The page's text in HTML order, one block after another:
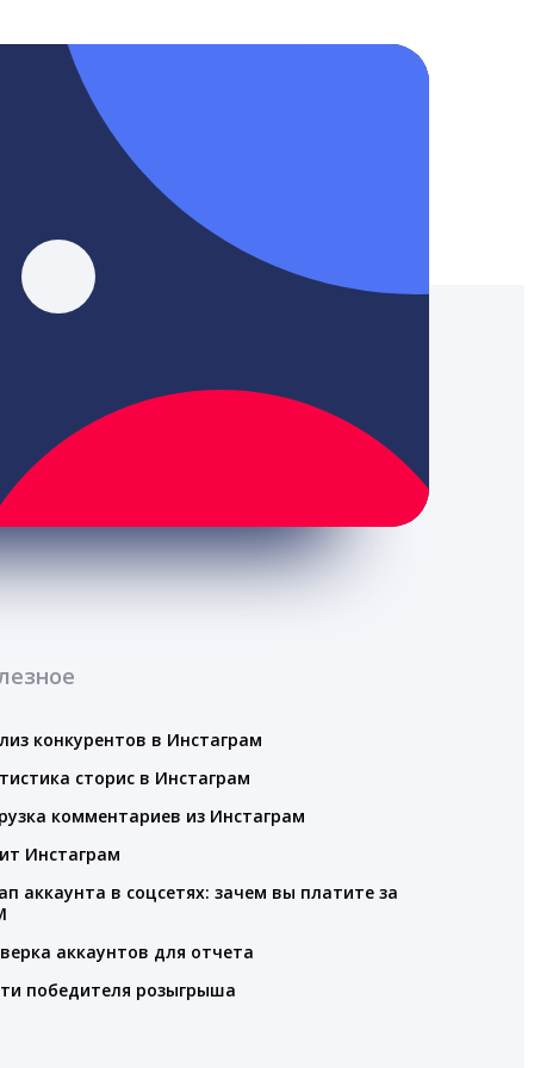
конкурентов в Инстаграм
сторис в Инстаграм
комментариев из Инстаграм
Инстаграм
аккаунта в соцсетях: зачем вы платите за
аккаунтов для отчета
победителя розыгрыша